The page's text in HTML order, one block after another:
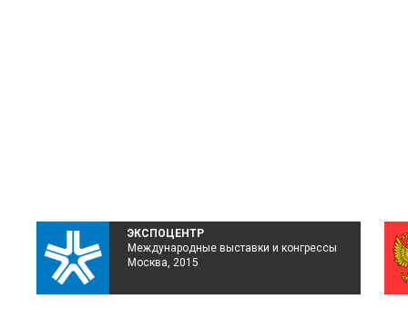
ЭКСПОЦЕНТР
Международные выставки и конгрессы
Москва, 2015